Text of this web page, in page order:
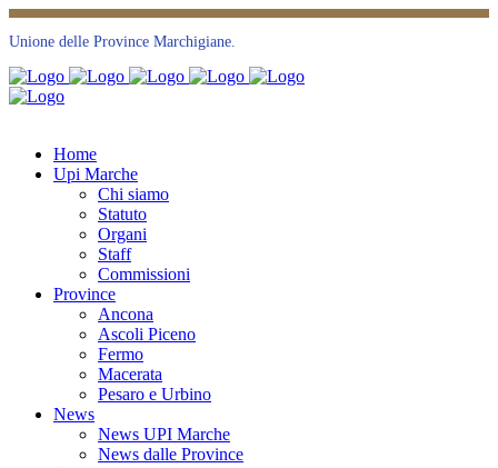
Unione delle Province Marchigiane.
Home
Upi Marche
Chi siamo
Statuto
Organi
Staff
Commissioni
Province
Ancona
Ascoli Piceno
Fermo
Macerata
Pesaro e Urbino
News
News UPI Marche
News dalle Province